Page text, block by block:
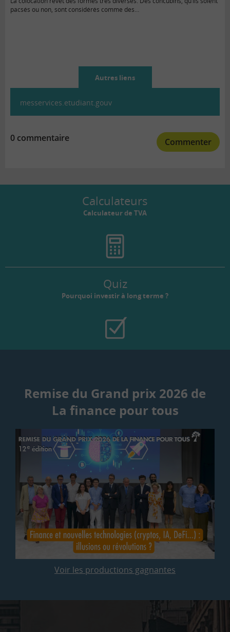
pacsés ou non, sont considérés comme des…
Autres liens
messervices.etudiant.gouv
0 commentaire Commenter
Calculateurs
Calculateur de TVA
Quiz
Pourquoi investir à long terme ?
Remise du Grand prix 2026 de
La finance pour tous
Voir les productions gagnantes